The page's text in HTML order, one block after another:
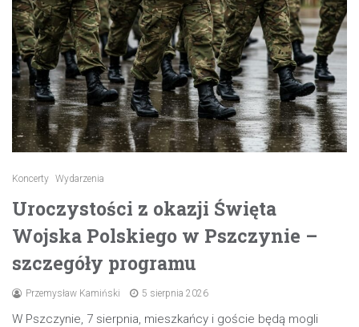
Koncerty Wydarzenia
Uroczystości z okazji Święta
Wojska Polskiego w Pszczynie –
szczegóły programu
Przemysław Kamiński 5 sierpnia 2026
W Pszczynie, 7 sierpnia, mieszkańcy i goście będą mogli